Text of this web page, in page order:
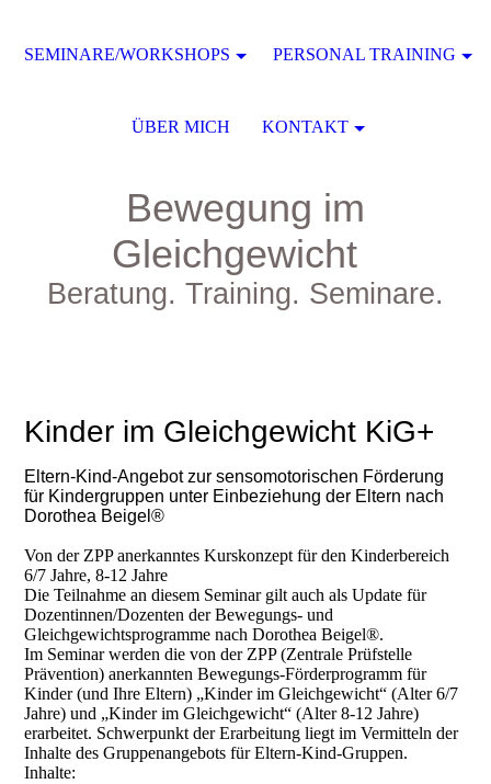
Bewegung im
Gleichgewicht
Beratung. Training. Seminare.
Kinder im Gleichgewicht KiG+
Eltern-Kind-Angebot zur sensomotorischen Förderung
für Kindergruppen unter Einbeziehung der Eltern nach
Dorothea Beigel®
Von der ZPP anerkanntes Kurskonzept für den Kinderbereich
6/7 Jahre, 8-12 Jahre
Die Teilnahme an diesem Seminar gilt auch als Update für
Dozentinnen/Dozenten der Bewegungs- und
Gleichgewichtsprogramme nach Dorothea Beigel®.
Im Seminar werden die von der ZPP (Zentrale Prüfstelle
Prävention) anerkannten Bewegungs-Förderprogramm für
Kinder (und Ihre Eltern) „Kinder im Gleichgewicht“ (Alter 6/7
Jahre) und „Kinder im Gleichgewicht“ (Alter 8-12 Jahre)
erarbeitet. Schwerpunkt der Erarbeitung liegt im Vermitteln der
Inhalte des Gruppenangebots für Eltern-Kind-Gruppen.
Inhalte:
SEMINARE/WORKSHOPS PERSONAL TRAINING
ÜBER MICH KONTAKT